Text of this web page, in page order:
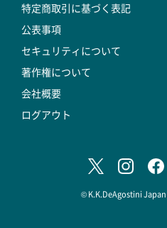
特定商取引に基づく表記
公表事項
セキュリティについて
著作権について
会社概要
ログアウト
© K.K.DeAgostini